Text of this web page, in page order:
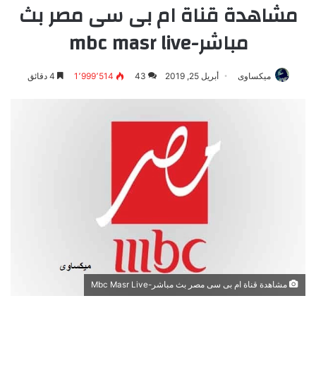
مشاهدة قناة ام بى سى مصر بث
مباشر-mbc masr live
ميكساوى أبريل 25, 2019 43 1٬999٬514
مشاهدة قناة ام بى سى مصر بث مباشر-Mbc Masr Live